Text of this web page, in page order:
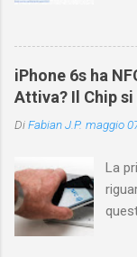
iPhone 6s ha
Attiva? Il Chip
DiFabian J.P. maggio
La